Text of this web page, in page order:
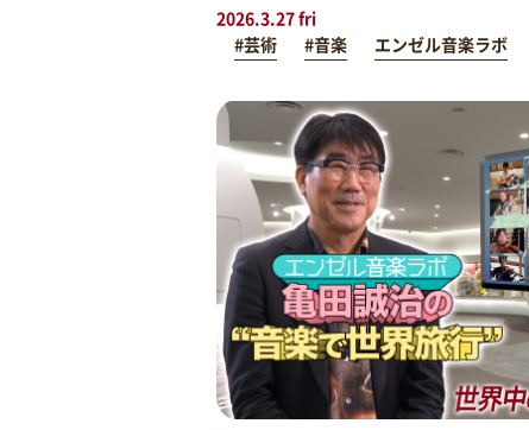
2026.3.27 fri
#芸術
#音楽 エンゼル音楽ラボ